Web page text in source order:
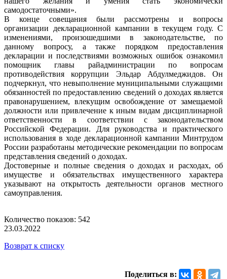
самодостаточными».
В конце совещания были рассмотрены и вопросы
организации декларационной кампании в текущем году. С
изменениями, произошедшими в законодательстве, по
данному вопросу, а также порядком предоставления
декларации и последствиями возможных ошибок ознакомил
помощник главы райадминистрации по вопросам
противодействия коррупции Эльдар Абдулмеджидов. Он
подчеркнул, что невыполнение муниципальными служащими
обязанностей по предоставлению сведений о доходах является
правонарушением, влекущим освобождение от замещаемой
должности или привлечение к иным видам дисциплинарной
ответственности в соответствии с законодательством
Российской Федерации. Для руководства и практического
использования в ходе декларационной кампании Минтрудом
России разработаны методические рекомендации по вопросам
представления сведений о доходах.
Достоверные и полные сведения о доходах и расходах, об
имуществе и обязательствах имущественного характера
указывают на открытость деятельности органов местного
самоуправления.
Количество показов: 542
23.03.2022
Возврат к списку
Поделиться в: